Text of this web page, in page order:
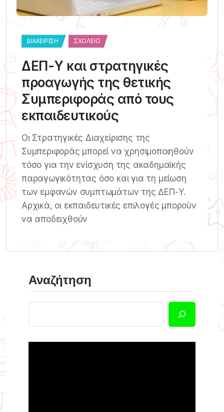
ΔΙΑΧΕΊΡΙΣΗ ΣΧΟΛΕΊΟ
ΔΕΠ-Υ και στρατηγικές
προαγωγής της θετικής
Συμπεριφοράς από τους
εκπαιδευτικούς
Οι Στρατηγικές Διαχείρισης της
Συμπεριφοράς μπορεί να χρησιμοποιηθούν
τόσο για την ενίσχυση της ακαδημαϊκής
παραγωγικότητας όσο και για τη μείωση
των εμφανών συμπτωμάτων της ΔΕΠ-Υ.
Αρχικά, οι εκπαιδευτικές επιλογές μπορούν
να αποδειχθούν
Αναζήτηση